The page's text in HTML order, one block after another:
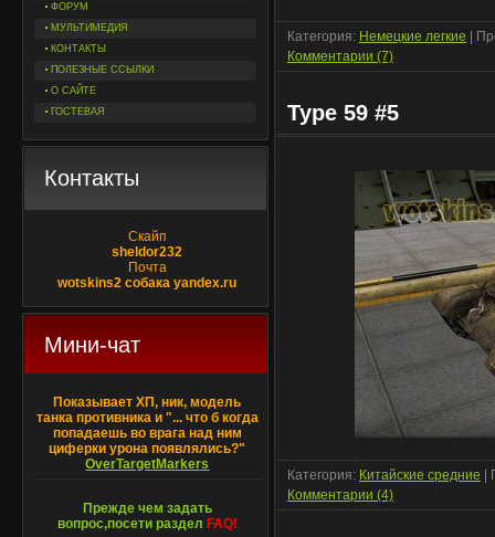
ФОРУМ
МУЛЬТИМЕДИЯ
КОНТАКТЫ
ПОЛЕЗНЫЕ ССЫЛКИ
О САЙТЕ
ГОСТЕВАЯ
Контакты
Скайп
sheldor232
Почта
wotskins2 собака yandex.ru
Мини-чат
Показывает ХП, ник, модель
танка противника и "... что б когда
попадаешь во врага над ним
циферки урона появлялись?"
OverTargetMarkers
Прежде чем задать
вопрос,посети раздел FAQ!
Категория: Немецкие легкие |
Комментарии (7)
Type 59 #5
Категория: Китайские средние |
Комментарии (4)